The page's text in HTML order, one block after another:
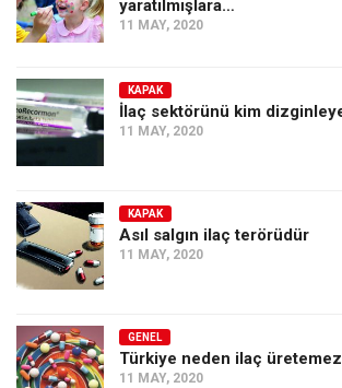
yaratılmışlara…
11 MAY, 2020
KAPAK
İlaç sektörünü kim
11 MAY, 2020
KAPAK
Asıl salgın ilaç terörüdür
11 MAY, 2020
GENEL
Türkiye neden ilaç
11 MAY, 2020